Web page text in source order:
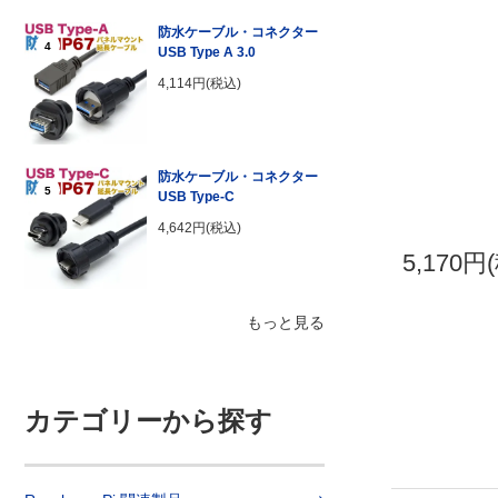
4
防水ケーブル・コネクター
USB Type A 3.0
4,114円(税込)
5
防水ケーブル・コネクター
USB Type-C
4,642円(税込)
もっと見る
カテゴリーから探す
5,170円